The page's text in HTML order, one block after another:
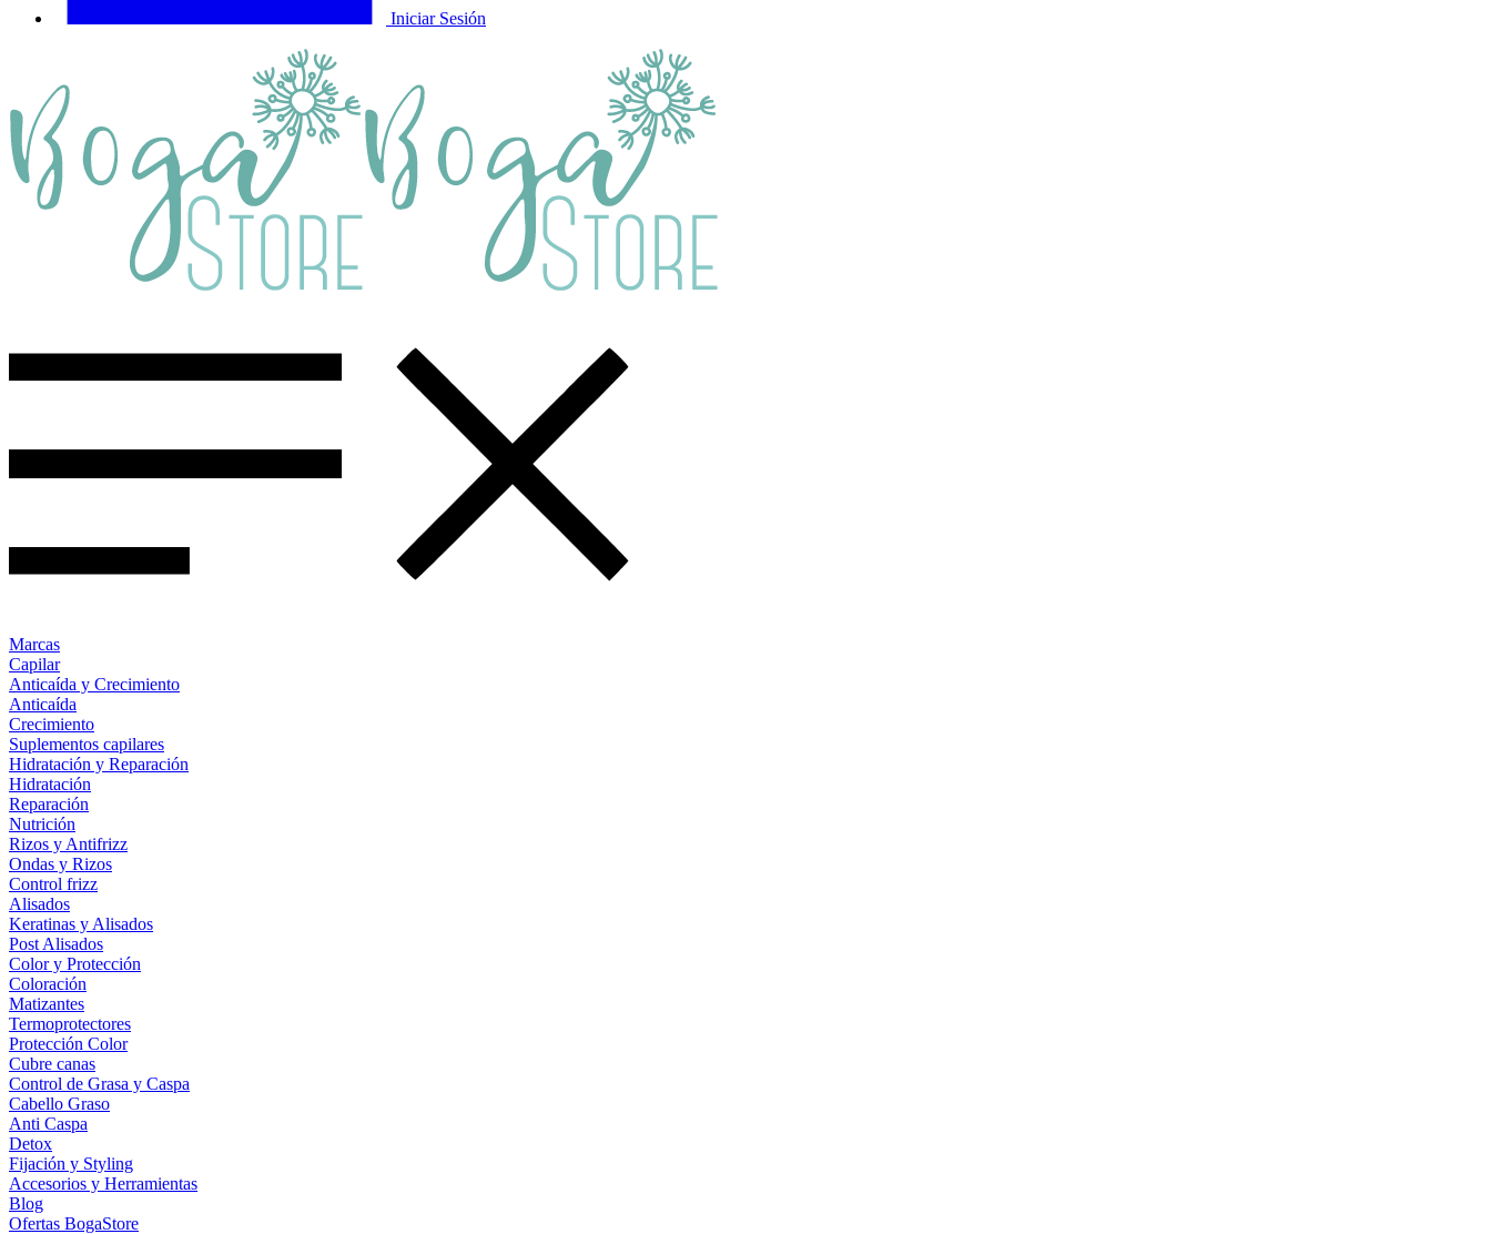
Iniciar Sesión
Marcas
Capilar
Anticaída y Crecimiento
Anticaída
Crecimiento
Suplementos capilares
Hidratación y Reparación
Hidratación
Reparación
Nutrición
Rizos y Antifrizz
Ondas y Rizos
Control frizz
Alisados
Keratinas y Alisados
Post Alisados
Color y Protección
Coloración
Matizantes
Termoprotectores
Protección Color
Cubre canas
Control de Grasa y Caspa
Cabello Graso
Anti Caspa
Detox
Fijación y Styling
Accesorios y Herramientas
Blog
Ofertas BogaStore